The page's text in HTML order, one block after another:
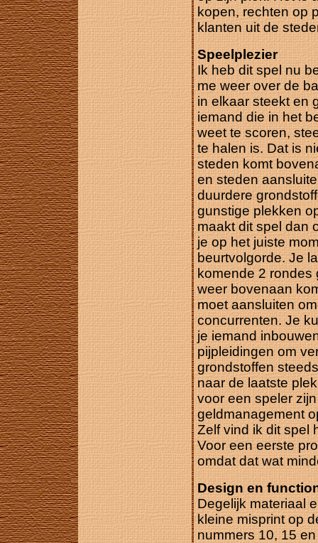
kopen, rechten op
klanten uit de
Speelplezier
Ik heb dit spel nu
me weer over de
in elkaar steekt en
iemand die in het
weet te scoren,
te halen is. Dat is
steden komt
en steden
duurdere
gunstige plekken
maakt dit spel dan
je op het juiste
beurtvolgorde. Je
komende 2
weer bovenaan
moet aansluiten
concurrenten. Je
je iemand
pijpleidingen om
grondstoffen
naar de laatste
voor een speler
geldmanagement
Zelf vind ik dit spel
Voor een eerste
omdat dat wat
Design en
Degelijk materiaal
kleine misprint op
nummers 10, 15